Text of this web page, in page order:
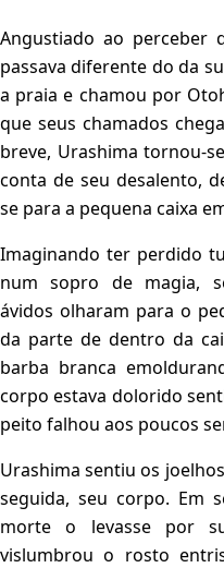
Angustiado ao
passava diferente do da
a praia e chamou por
que seus chamados
breve, Urashima tornou-
conta de seu desalento,
se para a pequena caixa
Imaginando ter perdido
num sopro de magia,
ávidos olharam para o
da parte de dentro da
barba branca
corpo estava dolorido
peito falhou aos poucos
Urashima sentiu os
seguida, seu corpo. Em
morte o levasse por
vislumbrou o rosto